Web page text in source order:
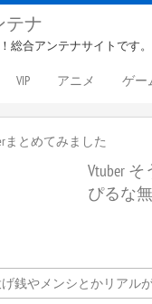
テナ
総合アンテナサイトです。
VIP アニメ ゲー
まとめてみました
Vtuber
ぴるな
銭やメンシとかリアルが充実し